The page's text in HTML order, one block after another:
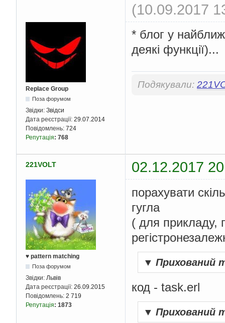
(10.09.2017
Replace Group
Поза форумом
Звідки: Звідси
Дата реєстрації: 29.07.2014
Повідомлень: 724
Репутація: 768
* блог у
деякі функції)...
Подякували:
221VOLT 02.12.2017
♥ pattern matching
Поза форумом
Звідки: Львів
Дата реєстрації: 26.09.2015
Повідомлень: 2 719
Репутація: 1873
порахувати
гугла
( для прикладу,
▼ Прихований
код - task.erl
▼ Прихований